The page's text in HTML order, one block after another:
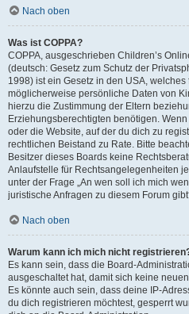
Nach oben
Was ist COPPA?
COPPA, ausgeschrieben Children’s
(deutsch: Gesetz zum Schutz der
1998) ist ein Gesetz in den USA,
möglicherweise persönliche Daten von
hierzu die Zustimmung der Eltern
Erziehungsberechtigten benötigen.
oder die Website, auf der du dich zu
rechtlichen Beistand zu Rate. Bitte
Besitzer dieses Boards keine
Anlaufstelle für Rechtsangelegenheiten
unter der Frage „An wen soll ich mich
juristische Anfragen zu diesem Forum
Nach oben
Warum kann ich mich nicht
Es kann sein, dass die Board-
ausgeschaltet hat, damit sich keine
Es könnte auch sein, dass deine IP-
du dich registrieren möchtest, gesperrt